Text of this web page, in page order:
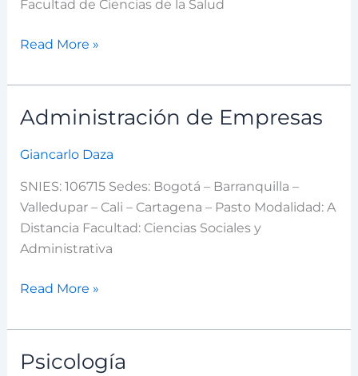
Facultad de Ciencias de la Salud
Paciente
Auditoría
Calidad
en
Salud
Read More »
Administración de Empresas
Giancarlo Daza
SNIES: 106715 Sedes: Bogotá – Barranquilla –
Valledupar – Cali – Cartagena – Pasto Modalidad: A
Distancia Facultad: Ciencias Sociales y
Administrativa
Administración
Empresas
Read More »
Psicología
Psicología